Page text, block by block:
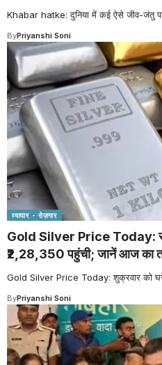
Khabar hatke: दुनिया में कई ऐसे जीव-जंतु
ByPriyanshi Soni
व्यापार - रोज़गार
Gold Silver Price Today:
₹2,28,350 पहुंची; जानें आज का
Gold Silver Price Today: शुक्रवार को
ByPriyanshi Soni